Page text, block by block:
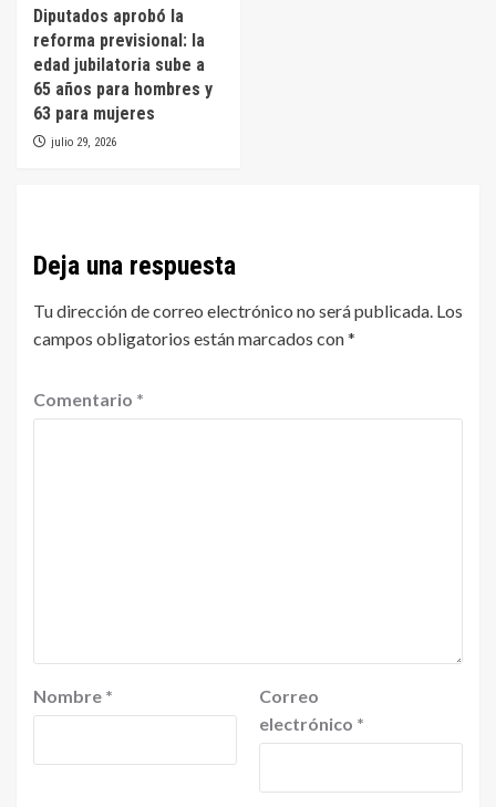
Diputados aprobó la
reforma previsional: la
edad jubilatoria sube a
65 años para hombres y
63 para mujeres
julio 29, 2026
Deja una respuesta
Tu dirección de correo electrónico no será publicada. Los
campos obligatorios están marcados con*
Comentario *
Nombre *
Correo
electrónico *